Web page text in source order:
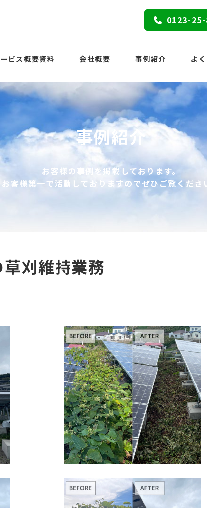
0123-
ビス概要資料 会社概要 事例紹介 よ
事例紹介
お客様の事例を掲載しております。
お客様第一で活動しておりますのでぜひご覧くださ
刈維持業務